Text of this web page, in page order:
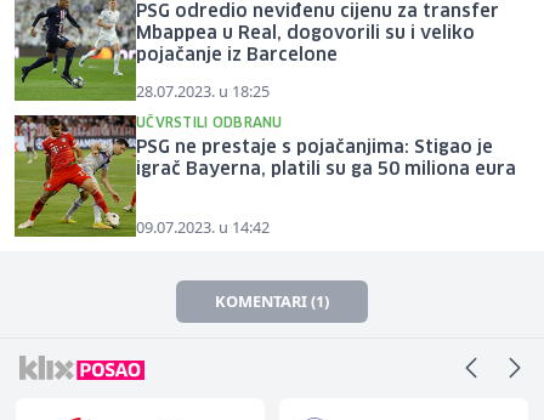
PSG odredio neviđenu cijenu za transfer
Mbappea u Real, dogovorili su i veliko
pojačanje iz Barcelone
28.07.2023. u 18:25
UČVRSTILI ODBRANU
PSG ne prestaje s pojačanjima: Stigao je
igrač Bayerna, platili su ga 50 miliona eura
09.07.2023. u 14:42
KOMENTARI (1)